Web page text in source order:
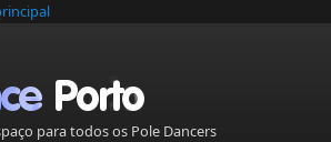
para todos os Pole Dancers